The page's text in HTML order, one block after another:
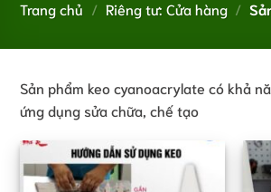
Trang chủ / Riêng tư: Cửa hàng /
Sản phẩm keo cyanoacrylate có khả
ứng dụng sửa chữa, chế tạo